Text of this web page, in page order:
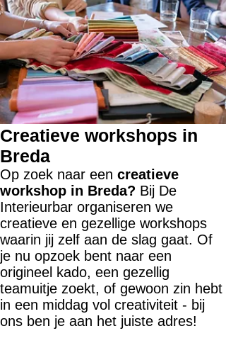
Creatieve workshops in
Breda
Op zoek naar een creatieve
workshop in Breda? Bij De
Interieurbar organiseren we
creatieve en gezellige workshops
waarin jij zelf aan de slag gaat. Of
je nu opzoek bent naar een
origineel kado, een gezellig
teamuitje zoekt, of gewoon zin hebt
in een middag vol creativiteit - bij
ons ben je aan het juiste adres!